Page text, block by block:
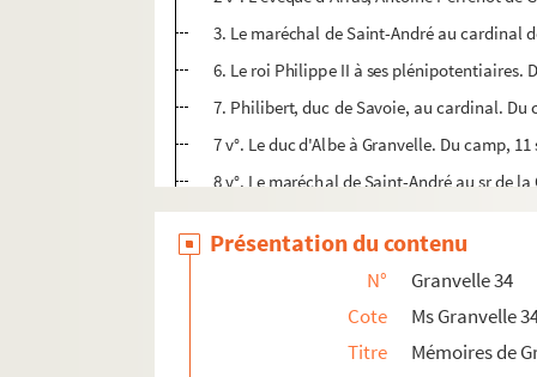
3. Le maréchal de Saint-André au cardinal
6. Le roi Philippe II à ses plénipotentiaires.
7. Philibert, duc de Savoie, au cardinal. Du
7 v°. Le duc d'Albe à Granvelle. Du camp,
8 v°. Le maréchal de Saint-André au sr de
9. Le sr de la Croix à Granvelle (S. l. n. d.).
9 v°. Les plénipotentiaires espagnols au
13. Granvelle au duc de Savoie. Lille, 12
15. Le maréchal de Saint-André au
17. Granvelle au duc de Savoie. Lille, 13
Présentation du contenu
N°
Granvelle 34
Cote
Ms Granvelle
Titre
Mémoires de